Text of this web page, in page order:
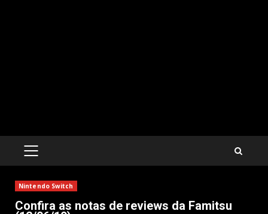
PRIMARY
Nintendo Switch
Confira as notas de reviews da Famitsu